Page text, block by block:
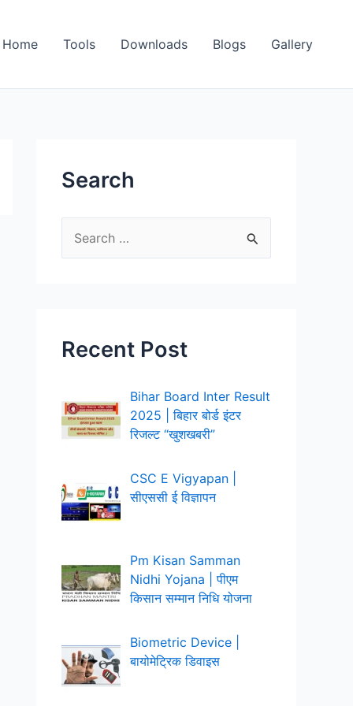
Home Tools Downloads Blogs Gallery
Search
c
o
Recent Post
Bihar Board Inter Result
2025 | बिहार बोर्ड इंटर
रिजल्ट “खुशखबरी”
CSC E Vigyapan |
सीएससी ई विज्ञापन
Pm Kisan Samman
Nidhi Yojana | पीएम
किसान सम्मान निधि योजना
Biometric Device |
बायोमेट्रिक डिवाइस